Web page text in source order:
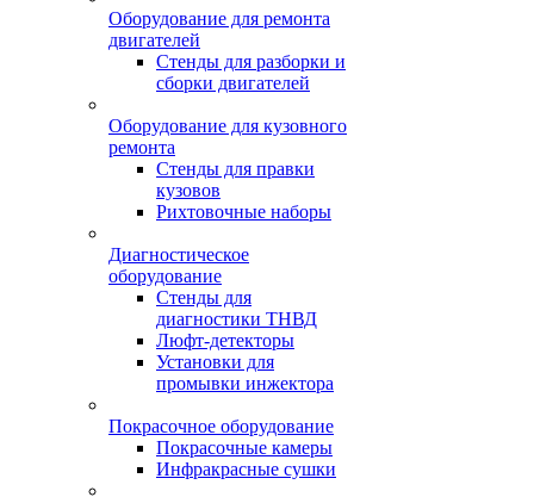
Оборудование для ремонта
двигателей
Стенды для разборки и
сборки двигателей
Оборудование для кузовного
ремонта
Стенды для правки
кузовов
Рихтовочные наборы
Диагностическое
оборудование
Стенды для
диагностики ТНВД
Люфт-детекторы
Установки для
промывки инжектора
Покрасочное оборудование
Покрасочные камеры
Инфракрасные сушки